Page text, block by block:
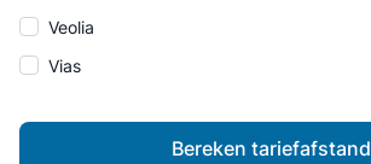
Veolia
Vias
Bereken tariefafstand